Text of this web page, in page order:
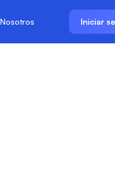
Nosotros Iniciar